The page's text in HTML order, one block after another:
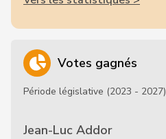
Votes gagnés
Période législative (2023 - 2027)
Jean-Luc Addor